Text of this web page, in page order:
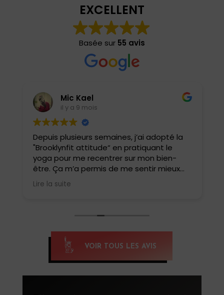
EXCELLENT
Basée sur 55 avis
Mic Kael
il y a 9 mois
Depuis plusieurs semaines, j’ai adopté la
"Brooklynfit attitude“ en pratiquant le
yoga pour me recentrer sur mon bien-
être. Ça m’a permis de me sentir mieux
dans ma tête et mon corps. J’ai
également pu tester le yoga HIIT, une
tellement de bien . Un yoga pas comme
les autres.
Si tu veux te reconnecter et te renforcer,
c’est yoga HIIT qu’il faut pratiquer, merci
Anissa pour cette belle découverte,
Lire la suite
VOIR TOUS LES AVIS